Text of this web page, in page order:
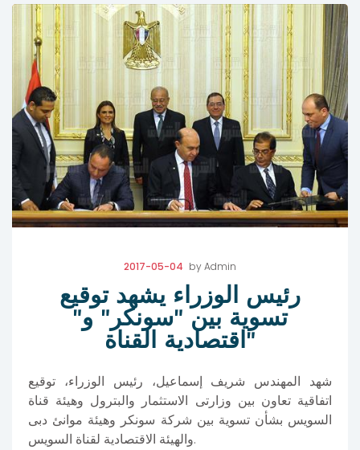
2017-05-04 byAdmin
رئيس الوزراء يشهد توقيع
تسوية بين "سونكر" و"
اقتصادية القناة"
شهد المهندس شريف إسماعيل، رئيس الوزراء، توقيع
اتفاقية تعاون بين وزارتى الاستثمار والبترول وهيئة قناة
السويس بشأن تسوية بين شركة سونكر وهيئة موانئ دبى
والهيئة الاقتصادية لقناة السويس.